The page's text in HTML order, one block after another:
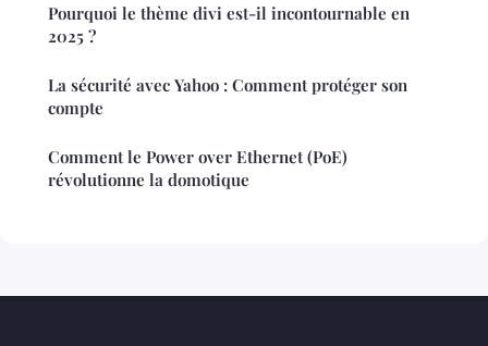
Pourquoi le thème divi est-il incontournable en
2025 ?
La sécurité avec Yahoo : Comment protéger son
compte
Comment le Power over Ethernet (PoE)
révolutionne la domotique